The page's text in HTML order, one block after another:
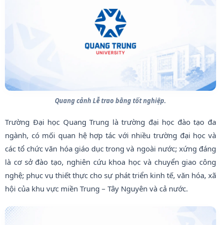
Quang cảnh Lễ trao bằng tốt nghiệp.
Trường Đại học Quang Trung là trường đại học đào tạo đa
ngành, có mối quan hệ hợp tác với nhiều trường đại học và
các tổ chức văn hóa giáo dục trong và ngoài nước; xứng đáng
là cơ sở đào tạo, nghiên cứu khoa học và chuyển giao công
nghệ; phục vụ thiết thực cho sự phát triển kinh tế, văn hóa, xã
hội của khu vực miền Trung – Tây Nguyên và cả nước.